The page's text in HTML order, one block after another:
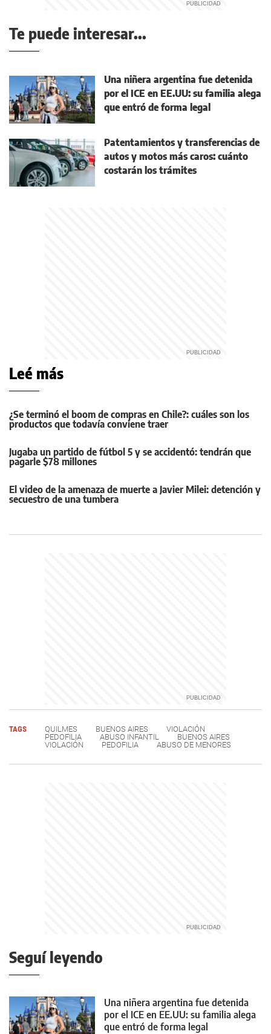
Te puede interesar...
Una niñera argentina fue detenida
por el ICE en EE.UU: su familia alega
que entró de forma legal
Patentamientos y transferencias de
autos y motos más caros: cuánto
costarán los trámites
Leé más
¿Se terminó el boom de compras en Chile?: cuáles son los
productos que todavía conviene traer
Jugaba un partido de fútbol 5 y se accidentó: tendrán que
pagarle $78 millones
El video de la amenaza de muerte a Javier Milei: detención y
secuestro de una tumbera
TAGS QUILMES BUENOS AIRES
VIOLACIÓN
PEDOFILIA
ABUSO INFANTIL
BUENOS AIRES
VIOLACIÓN
PEDOFILIA ABUSO DE MENORES
Seguí leyendo
Una niñera argentina fue detenida
por el ICE en EE.UU: su familia alega
que entró de forma legal